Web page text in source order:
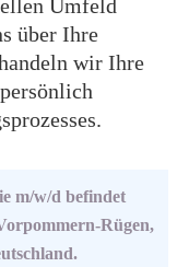
Umfeld
über Ihre
wir Ihre
m/w/d befindet
Rügen,